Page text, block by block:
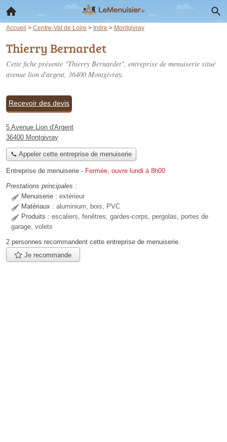
Accueil > Centre-Val de Loire > Indre > Montgivray
Thierry Bernardet
Cette fiche présente "Thierry Bernardet", entreprise de menuiserie situé
avenue lion d'argent, 36400 Montgivray.
Recevoir des devis
5 Avenue Lion d'Argent
36400 Montgivray
📞 Appeler cette entreprise de menuiserie
Entreprise de menuiserie - Fermée, ouvre lundi à 8h00
Prestations principales :
Menuiserie : extérieur
Matériaux : aluminium, bois, PVC
Produits : escaliers, fenêtres, gardes-corps, pergolas, portes de
garage, volets
2 personnes recommandent cette entreprise de menuiserie.
Je recommande